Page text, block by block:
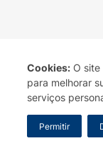
Cookies: O site
para melhorar
serviços
Permitir
Termo de Uso
A Drogaria
marca. Para sua
Araujo S.A. Em